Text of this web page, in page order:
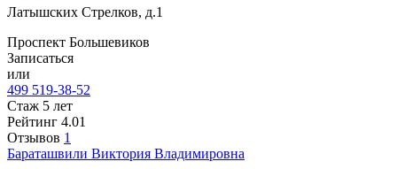
Латышских Стрелков, д.1
Проспект Большевиков
Записаться
или
499 519-38-52
Стаж 5 лет
Рейтинг 4.01
Отзывов 1
Бараташвили Виктория Владимировна